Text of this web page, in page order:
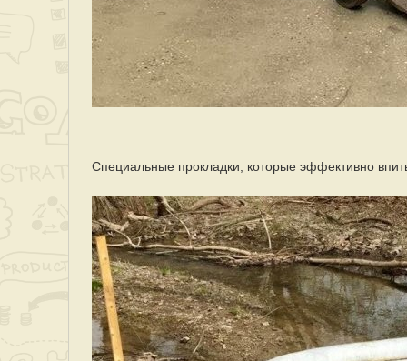
Специальные прокладки, которые эффективно